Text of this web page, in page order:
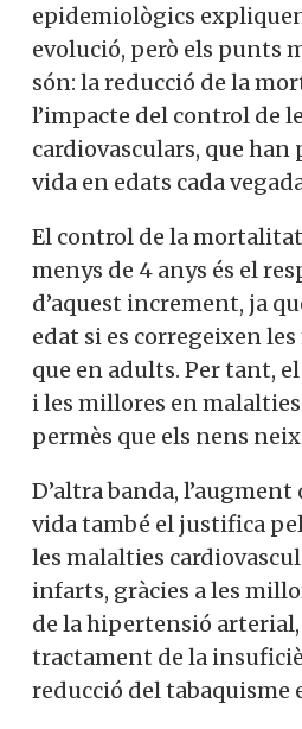
epidemiològics
evolució, però els punts
són: la reducció de la
l’impacte del control de
cardiovasculars, que
vida en edats cada
El control de la
menys de 4 anys és el
d’aquest increment, ja
edat si es corregeixen
que en adults. Per tant,
i les millores en
permès que els nens
D’altra banda, l’augment
vida també el justifica
les malalties
infarts, gràcies a les
de la hipertensió arterial,
tractament de la
reducció del tabaquisme